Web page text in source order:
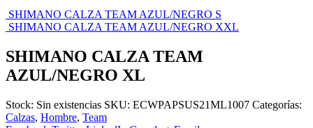
SHIMANO CALZA TEAM AZUL/NEGRO S
SHIMANO CALZA TEAM AZUL/NEGRO XXL
SHIMANO CALZA TEAM
AZUL/NEGRO XL
Stock: Sin existencias SKU: ECWPAPSUS21ML1007 Categorías:
Calzas, Hombre, Team